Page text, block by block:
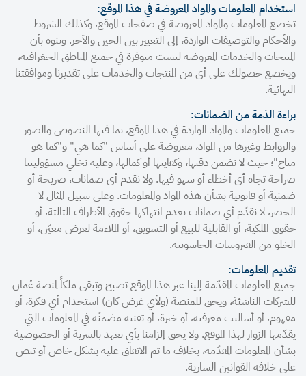
استخدام المعلومات والمواد المعروضة في هذا الموقع:
تخضع المعلومات والمواد المعروضة في صفحات الموقع، وكذلك الشروط
والأحكام والتوصيفات الواردة، إلى التغيير بين الحين والآخر. وننوه بأن
المنتجات والخدمات المعروضة ليست متوفرة في جميع المناطق الجغرافية،
ويخضع حصولك على أي من المنتجات والخدمات على تقديرنا وموافقتنا
النهائية.
براءة الذمة من الضمانات:
جميع المعلومات والمواد الواردة في هذا الموقع، بما فيها النصوص والصور
والروابط وغيرها من المواد، معروضة على أساس "كما هي" و"كما هو
متاح"؛ حيث لا نضمن دقتها، وكفايتها أو كمالها، وعليه نخلي مسؤوليتنا
صراحة تجاه أي أخطاء أو سهو فيها. ولا نقدم أي ضمانات، صريحة أو
ضمنية أو قانونية بشأن هذه المواد والمعلومات. وعلى سبيل المثال لا
الحصر، لا نقدّم أي ضمانات بعدم انتهاكها حقوق الأطراف الثالثة، أو
حقوق الملكية، أو القابلية للبيع أو التسويق، أو الملاءمة لغرض معيّن، أو
الخلو من الفيروسات الحاسوبية.
تقديم المعلومات:
جميع المعلومات المقدّمة إلينا عبر هذا الموقع تصبح وتبقى ملكاً لمنصة عُمان
للشركات الناشئة، ويحق للمنصة (ولأي غرض كان) استخدام أي فكرة، أو
مفهوم، أو أساليب معرفية، أو خبرة، أو تقنية مضمنّة في المعلومات التي
يقدّمها الزوار لهذا الموقع. ولا يحق إلزامنا بأي تعهد بالسرية أو الخصوصية
بشأن المعلومات المقدّمة، بخلاف ما تم الاتفاق عليه بشكل خاص أو تنص
على خلافه القوانين السارية.